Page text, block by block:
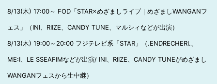
8/13(木) 17:00～ FOD「STAR×めざましライブ｜めざましWANGANフ
ェス」（INI、RIIZE、CANDY TUNE、マルシィなどが出演）
8/13(木) 19:00～20:00 フジテレビ系「STAR」（.ENDRECHERI.、
ME:I、LE SSEAFIMなどが出演/ INI、RIIZE、CANDY TUNEがめざまし
WANGANフェスから生中継）